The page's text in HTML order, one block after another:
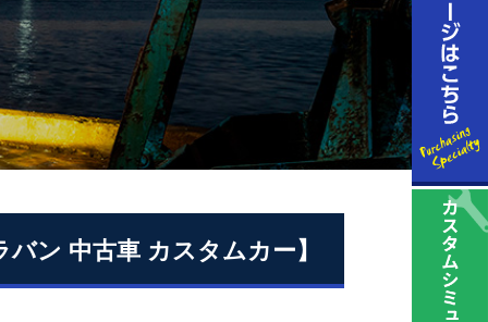
ン 中古車 カスタムカー】